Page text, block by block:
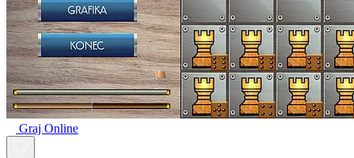
Graj Online